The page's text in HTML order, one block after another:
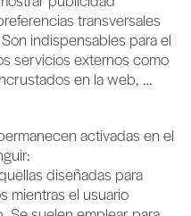
transversales
indispensables para el
servicios externos como
en la web, …
activadas en el
diseñadas para
mientras el usuario